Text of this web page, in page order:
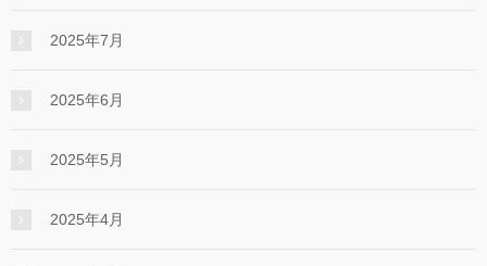
2025年7月
2025年6月
2025年5月
2025年4月